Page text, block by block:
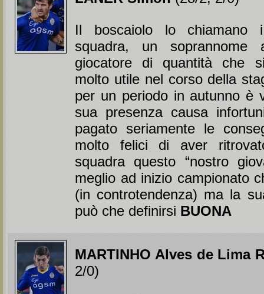
Il boscaiolo lo chiamano
squadra, un soprannome
giocatore di quantità che
molto utile nel corso della
per un periodo in autunno è
sua presenza causa
pagato seriamente le
molto felici di aver
squadra questo “nostro
meglio ad inizio campionato
(in controtendenza) ma la
può che definirsi BUONA
MARTINHO Alves de Lima
2/0)